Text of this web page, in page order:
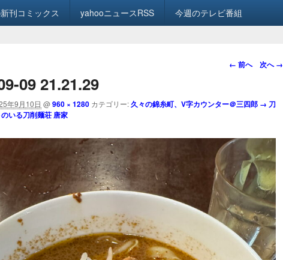
刊コミックス yahooニュースRSS 今週のテレビ番組
画
ビ
シ
ン
← 前へ 次へ →
09 21.21.29
年9月10日 @960 × 1280 カテゴリー:久々の錦糸町、V字カウンター＠三四郎 → 刀
いる刀削麺荘 唐家